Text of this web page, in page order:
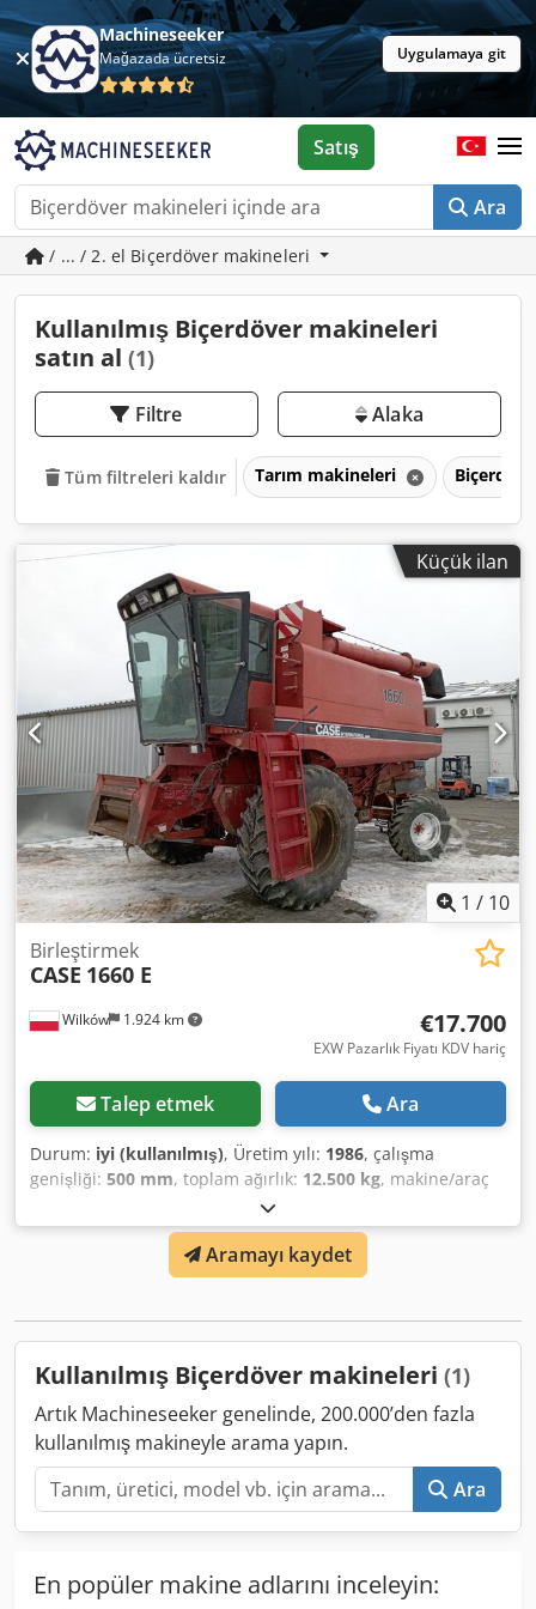
Machineseeker
Mağazada ücretsiz Uygulamaya git
Ara
Satış
/ ... / 2. el Biçerdöver makineleri
Kullanılmış Biçerdöver makineleri
satın al (1)
Filtre Alaka
Tüm filtreleri kaldır Tarım makineleri
Küçük ilan
1 / 10
Wilków 1.924 km
Birleştirmek
CASE 1660 E
€17.700
EXW Pazarlık Fiyatı KDV hariç
Talep etmek Ara
Durum: iyi (kullanılmış), Üretim yılı: 1986, çalışma
genişliği: 500 mm, toplam ağırlık: 12.500 kg, makine/araç
, CASE IH 1660 eksenel akış Marka: Case
IH Modeli: 1660 Dsdjvr Dxpepfx Aqvock Yıl: 1987 Çalışma
saatleri: 3.300 saat Bölüm genişliği: 5,00 m Çeşitli ekipman
türleri: saman kıyıcı, saman serpme makinesi
Aramayı kaydet
Kullanılmış Biçerdöver makineleri (1)
Artık Machineseeker genelinde, 200.000’den fazla
kullanılmış makineyle arama yapın.
Ara
En popüler makine adlarını inceleyin: